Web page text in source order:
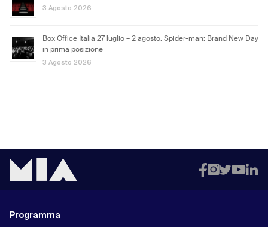
3 Agosto 2026
Box Office Italia 27 luglio – 2 agosto. Spider-man: Brand New Day
in prima posizione
3 Agosto 2026
Programma